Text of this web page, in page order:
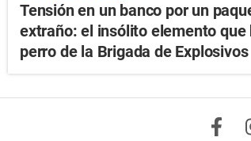
Tensión en un banco por un
extraño: el insólito elemento que
perro de la Brigada de Explosivos